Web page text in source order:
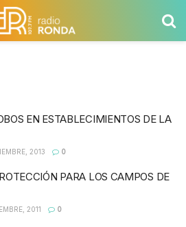
EN ESTABLECIMIENTOS DE LA
2013 0
PARA LOS CAMPOS DE
2011 0